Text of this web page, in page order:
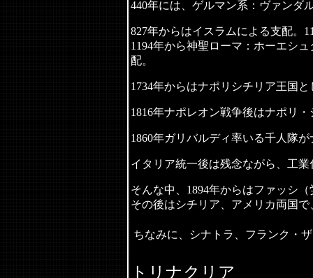
440年には、ゲルマン系：ヴァンダ
827年からはイスラムによる支配。
1194年から神聖ローマ：ホーエシ
配。
1734年からはナポリシチリア王国
1816年ナポレオン戦争後はナポリ
1860年ガリバルディ率いる千人隊
イタリア統一後は残念ながら、工
そんな中、1894年からはファッシ
その後はシチリア、アメリカ両国
ちなみに、シナトラ、フランク
トリナクリア